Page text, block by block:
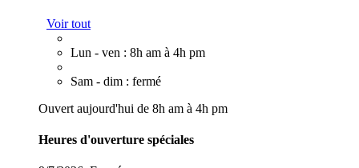
Voir tout
Lun - ven : 8h am à 4h pm
Sam - dim : fermé
Ouvert aujourd'hui de 8h am à 4h pm
Heures d'ouverture spéciales